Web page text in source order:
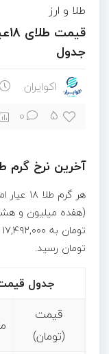
طلا و ارز
جدول
اکوایران
5
0
آخرین نرخ گرم طلا ۱۸
(هفده میلیون و
تومان رسید.
جدول قیمت 3 روز اخیر هر گرم طلا ۱۸
قیمت
(تومان)